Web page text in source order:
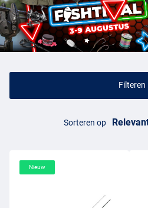
Filteren
Sorteren op
Nieuw